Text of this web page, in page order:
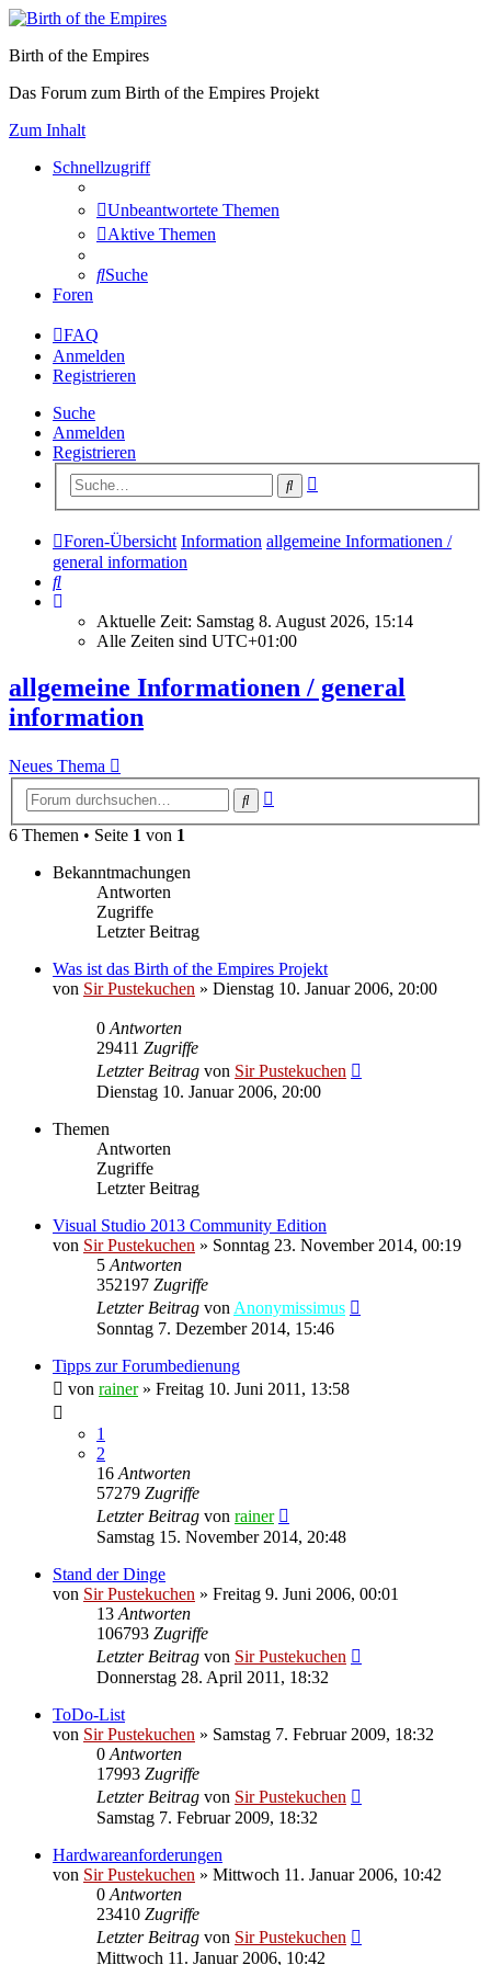
Birth of the Empires
Das Forum zum Birth of the Empires Projekt
Zum Inhalt
Schnellzugriff
Unbeantwortete Themen
Aktive Themen
Suche
Foren
FAQ
Anmelden
Registrieren
Suche
Anmelden
Registrieren
Suche
Foren-Übersicht Information allgemeine Informationen /
general information
Suche
Aktuelle Zeit: Samstag 8. August 2026, 15:14
Alle Zeiten sind UTC+01:00
allgemeine Informationen / general
information
Neues Thema
Suche
6 Themen • Seite 1 von 1
Bekanntmachungen
Antworten
Zugriffe
Letzter Beitrag
Was ist das Birth of the Empires Projekt
von Sir Pustekuchen » Dienstag 10. Januar 2006, 20:00
0 Antworten
29411 Zugriffe
Letzter Beitrag von Sir Pustekuchen
Dienstag 10. Januar 2006, 20:00
Themen
Antworten
Zugriffe
Letzter Beitrag
Visual Studio 2013 Community Edition
von Sir Pustekuchen » Sonntag 23. November 2014, 00:19
5 Antworten
352197 Zugriffe
Letzter Beitrag von Anonymissimus
Sonntag 7. Dezember 2014, 15:46
Tipps zur Forumbedienung
von rainer» Freitag 10. Juni 2011, 13:58
1
2
16 Antworten
57279 Zugriffe
Letzter Beitrag von rainer
Samstag 15. November 2014, 20:48
Stand der Dinge
von Sir Pustekuchen » Freitag 9. Juni 2006, 00:01
13 Antworten
106793 Zugriffe
Letzter Beitrag von Sir Pustekuchen
Donnerstag 28. April 2011, 18:32
ToDo-List
von Sir Pustekuchen » Samstag 7. Februar 2009, 18:32
0 Antworten
17993 Zugriffe
Letzter Beitrag von Sir Pustekuchen
Samstag 7. Februar 2009, 18:32
Hardwareanforderungen
von Sir Pustekuchen » Mittwoch 11. Januar 2006, 10:42
0 Antworten
23410 Zugriffe
Letzter Beitrag von Sir Pustekuchen
Mittwoch 11. Januar 2006, 10:42